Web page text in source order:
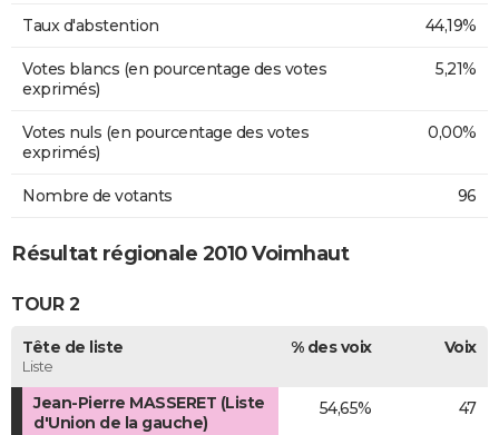
Taux d'abstention 44,19%
Votes blancs (en pourcentage des votes
exprimés)
5,21%
Votes nuls (en pourcentage des votes
exprimés)
0,00%
Nombre de votants 96
Résultat régionale 2010 Voimhaut
TOUR 2
Tête de liste
Liste
% des voix Voix
Jean-Pierre MASSERET (Liste
d'Union de la gauche)
54,65% 47